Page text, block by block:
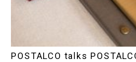
POSTALCO talks